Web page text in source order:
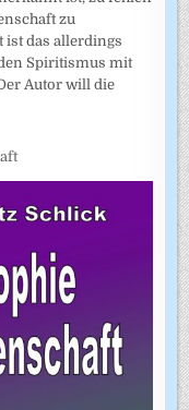
zu
das allerdings
Spiritismus mit
Autor will die